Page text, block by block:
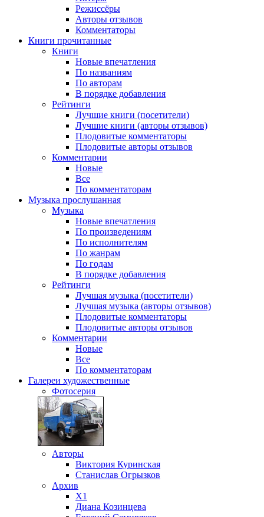
Режиссёры
Авторы отзывов
Комментаторы
Книги прочитанные
Книги
Новые впечатления
По названиям
По авторам
В порядке добавления
Рейтинги
Лучшие книги (посетители)
Лучшие книги (авторы отзывов)
Плодовитые комментаторы
Плодовитые авторы отзывов
Комментарии
Новые
Все
По комментаторам
Музыка прослушанная
Музыка
Новые впечатления
По произведениям
По исполнителям
По жанрам
По годам
В порядке добавления
Рейтинги
Лучшая музыка (посетители)
Лучшая музыка (авторы отзывов)
Плодовитые комментаторы
Плодовитые авторы отзывов
Комментарии
Новые
Все
По комментаторам
Галереи художественные
Фотосерия
Авторы
Виктория Куринская
Станислав Огрызков
Архив
X1
Диана Козинцева